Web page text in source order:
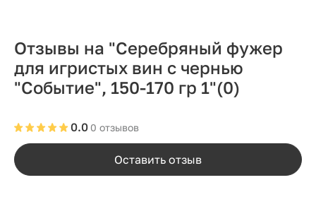
Отзывы на "Серебряный фужер
для игристых вин с чернью
"Событие", 150-170 гр 1"(0)
0 отзывов
0.0
Оставить отзыв